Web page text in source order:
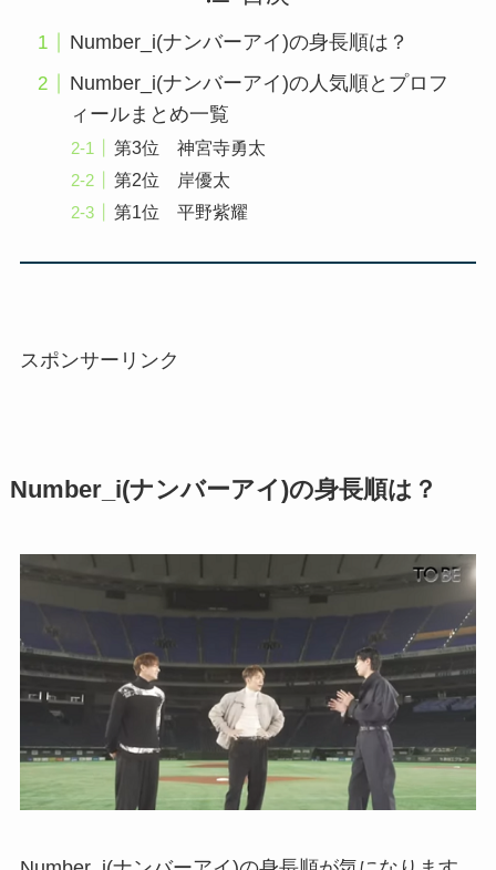
Number_i(ナンバーアイ)の身長順は？
Number_i(ナンバーアイ)の人気順とプロフ
ィールまとめ一覧
第3位 神宮寺勇太
第2位 岸優太
第1位 平野紫耀
スポンサーリンク
Number_i(ナンバーアイ)の身長順は？